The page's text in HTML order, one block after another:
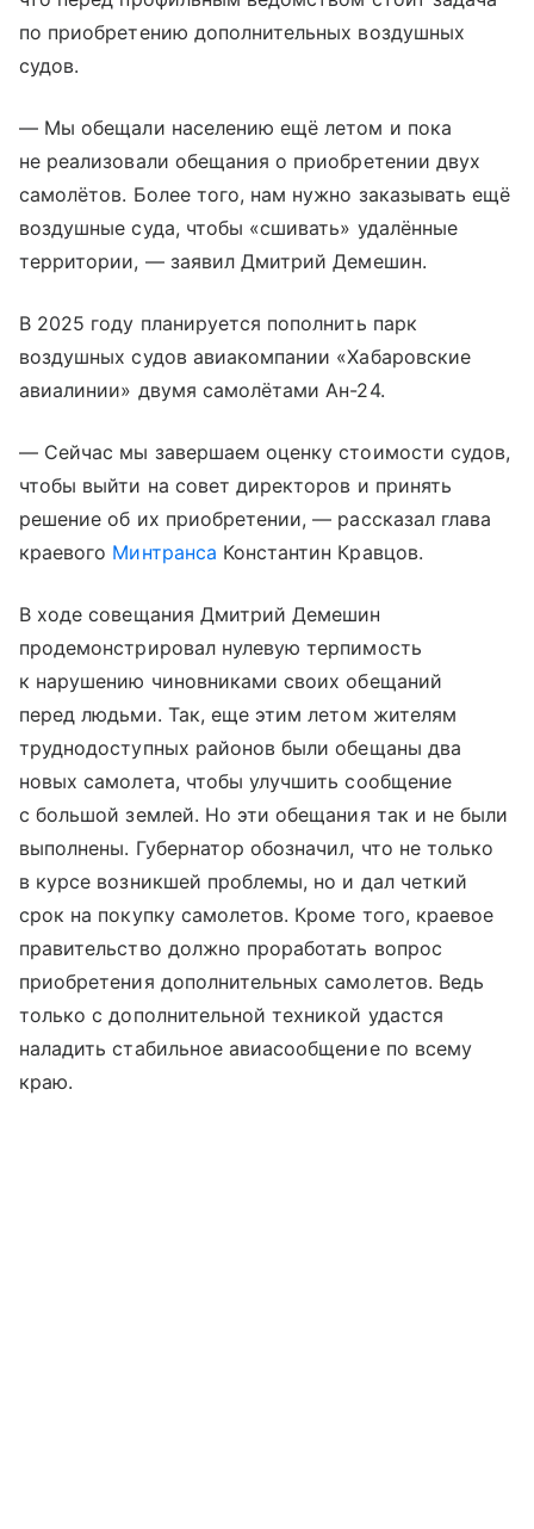
по приобретению дополнительных воздушных
судов.
— Мы обещали населению ещё летом и пока
не реализовали обещания о приобретении двух
самолётов. Более того, нам нужно заказывать ещё
воздушные суда, чтобы «сшивать» удалённые
территории, — заявил Дмитрий Демешин.
В 2025 году планируется пополнить парк
воздушных судов авиакомпании «Хабаровские
авиалинии» двумя самолётами Ан-24.
— Сейчас мы завершаем оценку стоимости судов,
чтобы выйти на совет директоров и принять
решение об их приобретении, — рассказал глава
краевого Минтранса Константин Кравцов.
В ходе совещания Дмитрий Демешин
продемонстрировал нулевую терпимость
к нарушению чиновниками своих обещаний
перед людьми. Так, еще этим летом жителям
труднодоступных районов были обещаны два
новых самолета, чтобы улучшить сообщение
с большой землей. Но эти обещания так и не были
выполнены. Губернатор обозначил, что не только
в курсе возникшей проблемы, но и дал четкий
срок на покупку самолетов. Кроме того, краевое
правительство должно проработать вопрос
приобретения дополнительных самолетов. Ведь
только с дополнительной техникой удастся
наладить стабильное авиасообщение по всему
краю.